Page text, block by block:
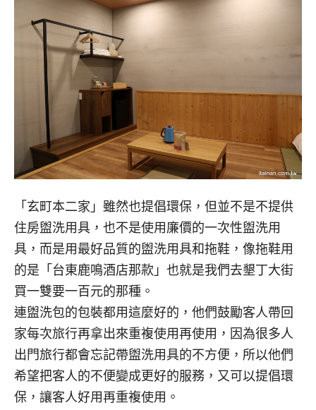
「玄町本二家」雖然也提倡環保，但並不是不提供
住房盥洗用具，也不是使用廉價的一次性盥洗用
具，而是用最好品質的盥洗用具和拖鞋，像拖鞋用
的是「台東鹿鳴酒店那款」也就是我們去墾丁大街
買一雙要一百元的那種。
連盥洗包的包裝都用這麼好的，他們鼓勵客人帶回
家每次旅行再拿出來重複使用再使用，因為很多人
出門旅行都會忘記帶盥洗用具的不方便，所以他們
希望把客人的不便變成更好的服務，又可以提倡環
保，讓客人好用再重複使用。